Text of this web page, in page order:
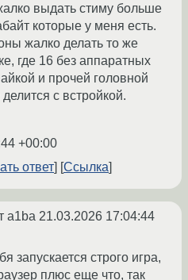
выдать стиму больше
которые у меня есть.
жалко делать то же
где 16 без аппаратных
и прочей головной
с встройкой.
+00:00
ответ Ссылка
a1ba 21.03.2026 17:04:44
запускается строго игра,
плюс еще что, так